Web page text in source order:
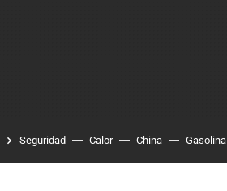
Seguridad Calor China Gasolina